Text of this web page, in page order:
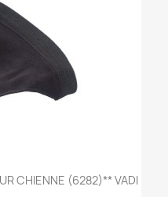
CHIENNE (6282)** VADI